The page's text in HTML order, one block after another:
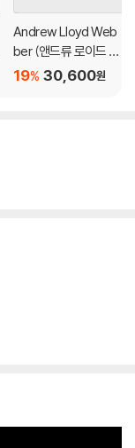
Andrew Lloyd Web
ber (앤드류 로이드 웨
버) - EVITA
30,600원
19%